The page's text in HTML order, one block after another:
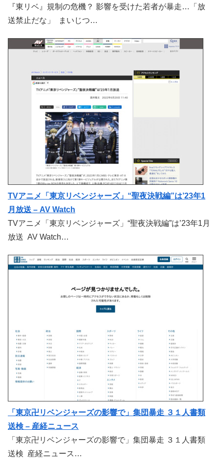
『東リベ』規制の危機？ 影響を受けた若者が暴走…「放
送禁止だな」 まいじつ…
TVアニメ「東京リベンジャーズ」“聖夜決戦編”は’23年1
月放送 – AV Watch
TVアニメ「東京リベンジャーズ」“聖夜決戦編”は’23年1月
放送 AV Watch…
「東京卍リベンジャーズの影響で」集団暴走 ３１人書類
送検 – 産経ニュース
「東京卍リベンジャーズの影響で」集団暴走 ３１人書類
送検 産経ニュース…